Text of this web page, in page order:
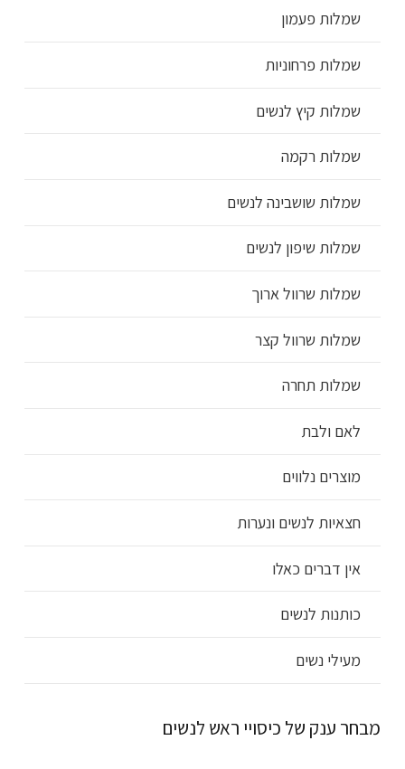
שמלות פעמון
שמלות פרחוניות
שמלות קיץ לנשים
שמלות רקמה
שמלות שושבינה לנשים
שמלות שיפון לנשים
שמלות שרוול ארוך
שמלות שרוול קצר
שמלות תחרה
לאם ולבת
מוצרים נלווים
חצאיות לנשים ונערות
אין דברים כאלו
כותנות לנשים
מעילי נשים
מבחר ענק של כיסויי ראש לנשים